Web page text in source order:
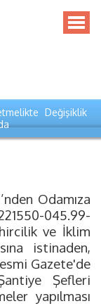
Değişiklik
Odamıza
045.99-
ve İklim
istinaden,
Gazete'de
Şefleri
yapılması